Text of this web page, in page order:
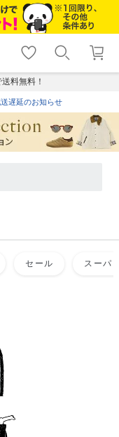
shopping_cart lock_outline
ログイン
料無料！
遅延のお知らせ
セール スーパ